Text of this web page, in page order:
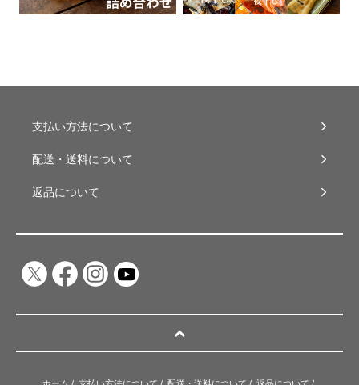
支払い方法について
配送・送料について
返品について